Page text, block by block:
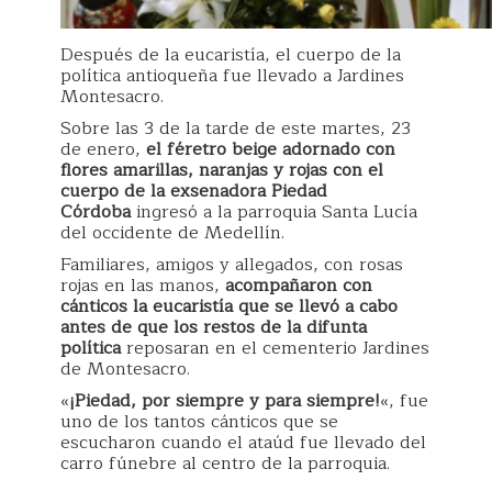
Después de la eucaristía, el cuerpo de la
política antioqueña fue llevado a Jardines
Montesacro.
Sobre las 3 de la tarde de este martes, 23
de enero, el féretro beige adornado con
flores amarillas, naranjas y rojas con el
cuerpo de la exsenadora Piedad
Córdobaingresó a la parroquia Santa Lucía
del occidente de Medellín.
Familiares, amigos y allegados, con rosas
rojas en las manos, acompañaron con
cánticos la eucaristía que se llevó a cabo
antes de que los restos de la difunta
políticareposaran en el cementerio Jardines
de Montesacro.
«¡Piedad, por siempre y para siempre!«, fue
uno de los tantos cánticos que se
escucharon cuando el ataúd fue llevado del
carro fúnebre al centro de la parroquia.